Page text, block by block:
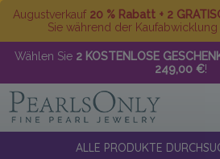
Augustverkauf 20 % Rabatt + 2
Sie während der
Wählen Sie 2 KOSTENLOSE
249,00 €!
ALLE PRODUKTE